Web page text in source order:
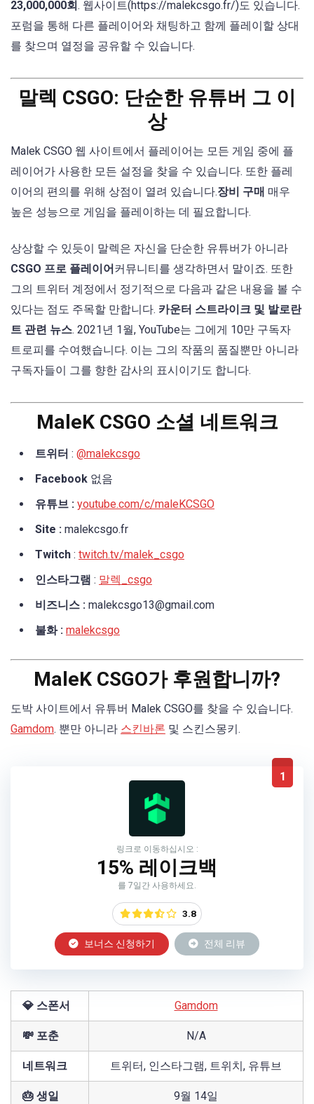
23,000,000회. 웹사이트(https://malekcsgo.fr/)도 있습니다.
포럼을 통해 다른 플레이어와 채팅하고 함께 플레이할 상대
를 찾으며 열정을 공유할 수 있습니다.
말렉 CSGO: 단순한 유튜버 그 이
상
Malek CSGO 웹 사이트에서 플레이어는 모든 게임 중에 플
레이어가 사용한 모든 설정을 찾을 수 있습니다. 또한 플레
이어의 편의를 위해 상점이 열려 있습니다.장비 구매 매우
높은 성능으로 게임을 플레이하는 데 필요합니다.
상상할 수 있듯이 말렉은 자신을 단순한 유튜버가 아니라
CSGO 프로 플레이어커뮤니티를 생각하면서 말이죠. 또한
그의 트위터 계정에서 정기적으로 다음과 같은 내용을 볼 수
있다는 점도 주목할 만합니다. 카운터 스트라이크 및 발로란
트 관련 뉴스. 2021년 1월, YouTube는 그에게 10만 구독자
트로피를 수여했습니다. 이는 그의 작품의 품질뿐만 아니라
구독자들이 그를 향한 감사의 표시이기도 합니다.
MaleK CSGO 소셜 네트워크
트위터 : @malekcsgo
Facebook 없음
유튜브 : youtube.com/c/maleKCSGO
Site : malekcsgo.fr
Twitch : twitch.tv/malek_csgo
인스타그램 : 말렉_csgo
비즈니스 : malekcsgo13@gmail.com
불화 : malekcsgo
MaleK CSGO가 후원합니까?
도박 사이트에서 유튜버 Malek CSGO를 찾을 수 있습니다.
Gamdom. 뿐만 아니라 스킨바론 및 스킨스몽키.
1
링크로 이동하십시오 :
15% 레이크백
를 7일간 사용하세요.
3.8
보너스 신청하기 전체 리뷰
💎 스폰서 Gamdom
💸 포춘 N/A
네트워크 트위터, 인스타그램, 트위치, 유튜브
🎂 생일 9월 14일